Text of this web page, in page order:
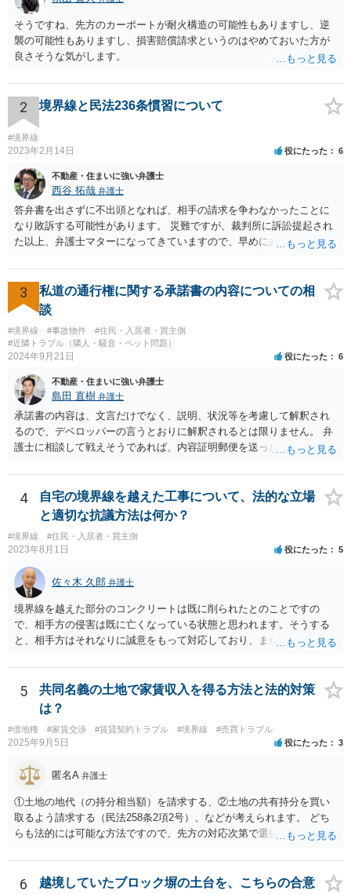
そうですね、先方のカーポートが耐火構造の可能性もありますし、逆
襲の可能性もありますし、損害賠償請求というのはやめておいた方が
良さそうな気がします。
2 境界線と民法236条慣習について
#境界線
2023年2月14日 役にたった 6
不動産・住まいに強い弁護士
西谷 拓哉 弁護士
答弁書を出さずに不出頭となれば、相手の請求を争わなかったことに
なり敗訴する可能性があります。 災難ですが、裁判所に訴訟提起され
た以上、弁護士マターになってきていますので、早めに弁護の依頼を
3
私道の通行権に関する承諾書の内容についての相
談
#境界線 #事故物件
#住民・入居者・買主側
#近隣トラブル（隣人・騒音・ペット問題）
2024年9月21日 役にたった 6
不動産・住まいに強い弁護士
島田 直樹 弁護士
承諾書の内容は、文言だけでなく、説明、状況等を考慮して解釈され
るので、デベロッパーの言うとおりに解釈されるとは限りません。 弁
護士に相談して戦えそうであれば、内容証明郵便を送ったうえで、デ
4
自宅の境界線を越えた工事について、法的な立場
と適切な抗議方法は何か？
#境界線 #住民・入居者・買主側
2023年8月1日 役にたった 5
佐々木 久郎 弁護士
境界線を越えた部分のコンクリートは既に削られたとのことですの
で、相手方の侵害は既に亡くなっている状態と思われます。そうする
と、相手方はそれなりに誠意をもって対応しており、また、実際に相
は使用料や損害賠償の請求をすることは難しいと考えられます。ここ
から先は、現場を見る等して具体的な事実関係を踏まえなければ判断
が難しいので、本法律相談では対応が難しいです。
5
共同名義の土地で家賃収入を得る方法と法的対策
は？
#借地権 #家賃交渉 #賃貸契約トラブル #境界線 #売買トラブル
2025年9月5日 役にたった 3
匿名A 弁護士
①土地の地代（の持分相当額）を請求する、②土地の共有持分を買い
取るよう請求する（民法258条2項2号）、などが考えられます。 どち
らも法的には可能な方法ですので、先方の対応次第で選択することに
は②を求めて訴訟を提起することになるかと存じます。）
6
越境していたブロック塀の土台を、こちらの合意